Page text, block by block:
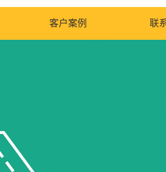
客户案例 联